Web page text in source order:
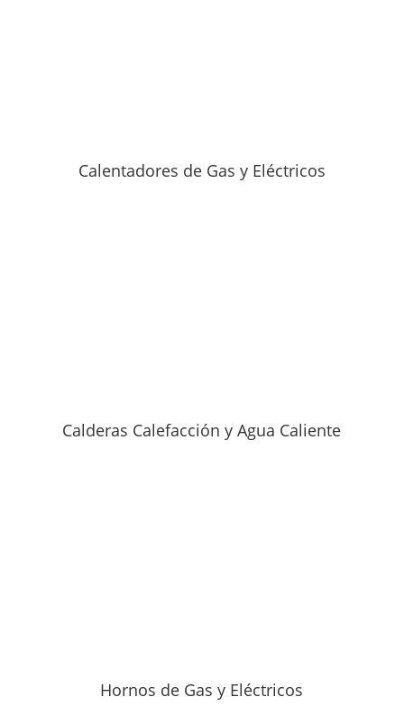
Calentadores de Gas y Eléctricos
Calderas Calefacción y Agua Caliente
Hornos de Gas y Eléctricos